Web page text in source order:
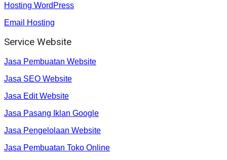
Hosting WordPress
Email Hosting
Service Website
Jasa Pembuatan Website
Jasa SEO Website
Jasa Edit Website
Jasa Pasang Iklan Google
Jasa Pengelolaan Website
Jasa Pembuatan Toko Online